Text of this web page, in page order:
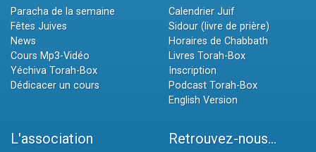
Paracha de la semaine
Fêtes Juives
News
Cours Mp3-Vidéo
Yéchiva Torah-Box
Dédicacer un cours
Calendrier Juif
Sidour (livre de prière)
Horaires de Chabbath
Livres Torah-Box
Inscription
Podcast Torah-Box
English Version
L'association Retrouvez-nous...